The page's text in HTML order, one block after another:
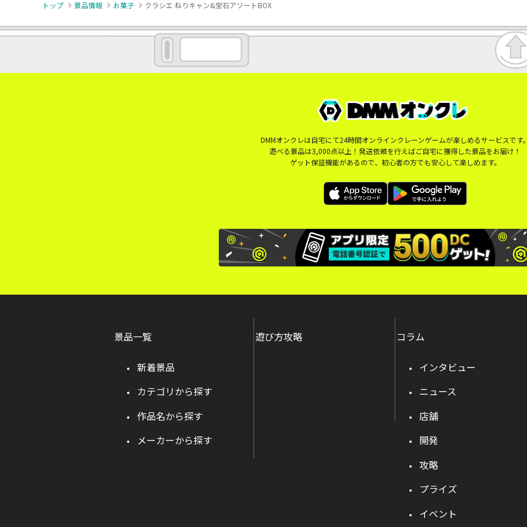
トップ 景品情報 お菓子 クラシエ ねりキャン&宝石アソートBOX
DMMオンクレは自宅にて24時間オンラインクレーンゲームが楽しめるサービスです
遊べる景品は3,000点以上！発送依頼を行えばご自宅に獲得した景品をお届け！
ゲット保証機能があるので、初心者の方でも安心して楽しめます。
景品一覧
新着景品
カテゴリから探す
作品名から探す
メーカーから探す
遊び方攻略 コラム
インタビュー
ニュース
店舗
開発
攻略
プライズ
イベント